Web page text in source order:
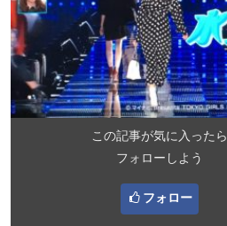
この記事が気に入ったら
フォローしよう
フォロー